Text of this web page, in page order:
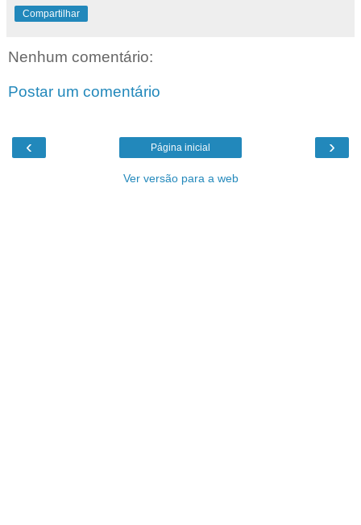
Compartilhar
Nenhum comentário:
Postar um comentário
‹ ›
Página inicial
Ver versão para a web